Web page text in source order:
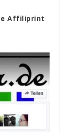
Affiliprint